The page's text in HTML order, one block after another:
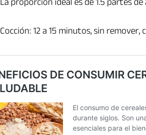
La proporción ideal es de 1.5 partes
Cocción: 12 a 15 minutos, sin